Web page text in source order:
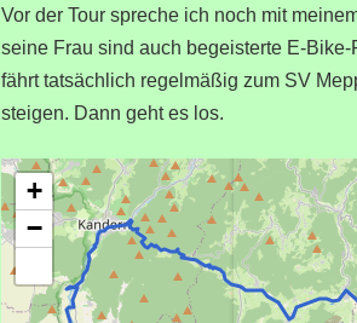
Vor der Tour spreche ich noch mit
seine Frau sind auch begeisterte E-
fährt tatsächlich regelmäßig zum SV
steigen. Dann geht es los.
+
−